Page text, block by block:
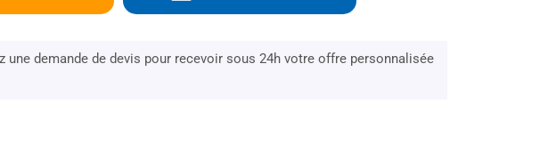
une demande de devis pour recevoir sous 24h votre offre personnalisée